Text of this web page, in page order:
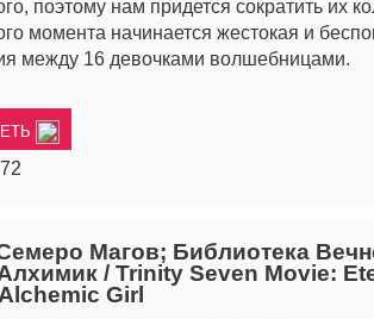
поэтому нам придется сократить их
момента начинается жестокая и
между 16 девочками волшебницами.
Магов; Библиотека
/ Trinity Seven Movie:
Girl